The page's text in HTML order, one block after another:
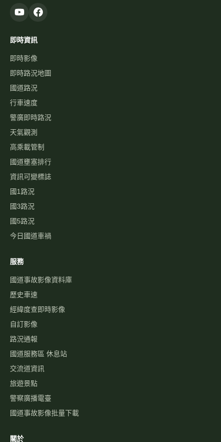
即時資訊
即時影像
即時路況地圖
國道路況
行車速度
警廣即時路況
天氣觀測
高乘載管制
國道壅塞排行
資訊可變標誌
國1路況
國3路況
國5路況
今日國道車禍
服務
國道事故影像資料庫
歷史車速
經緯度查即時影像
自訂影像
路況通報
國道服務區 休息站
交流道資訊
旅遊景點
警察廣播電臺
國道事故影像批量下載
關於